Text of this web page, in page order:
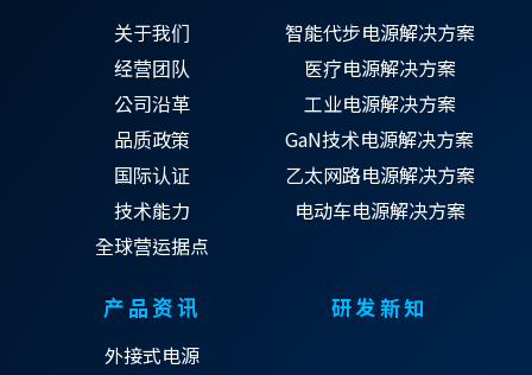
关于我们
经营团队
公司沿革
品质政策
国际认证
技术能力
全球营运据点
智能代步电源解决方案
医疗电源解决方案
工业电源解决方案
GaN技术电源解决方案
乙太网路电源解决方案
电动车电源解决方案
产品资讯
外接式电源
研发新知